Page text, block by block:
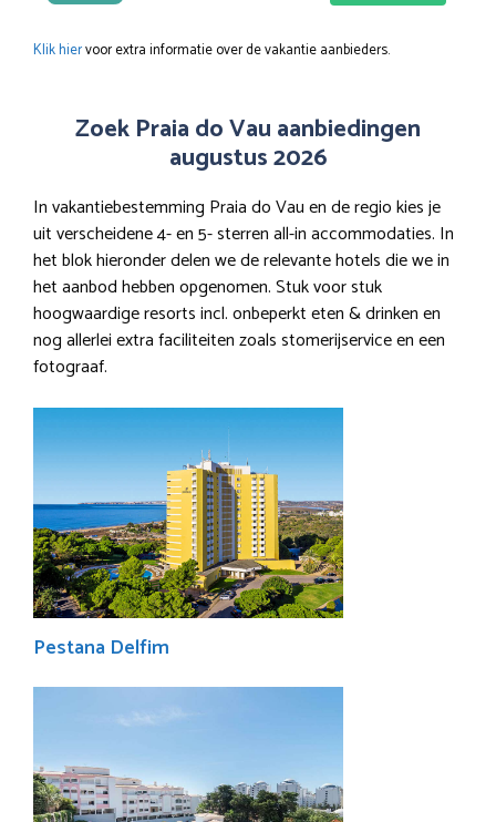
Klik hiervoor extra informatie over de vakantie aanbieders.
Zoek Praia do Vau aanbiedingen
augustus 2026
In vakantiebestemming Praia do Vau en de regio kies je
uit verscheidene 4- en 5- sterren all-in accommodaties. In
het blok hieronder delen we de relevante hotels die we in
het aanbod hebben opgenomen. Stuk voor stuk
hoogwaardige resorts incl. onbeperkt eten & drinken en
nog allerlei extra faciliteiten zoals stomerijservice en een
fotograaf.
Pestana Delfim